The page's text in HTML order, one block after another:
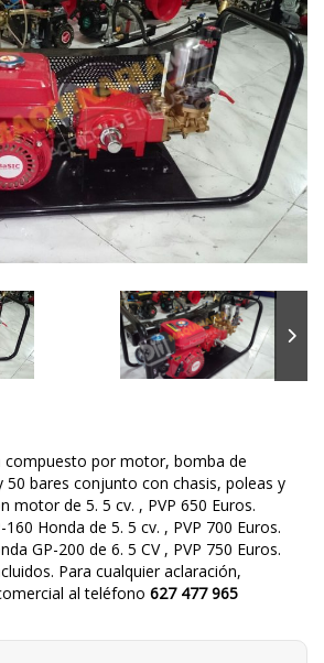
compuesto por motor, bomba de
50 bares conjunto con chasis, poleas y
motor de 5. 5 cv. , PVP 650 Euros.
Honda de 5. 5 cv. , PVP 700 Euros.
GP-200 de 6. 5 CV , PVP 750 Euros.
Para cualquier aclaración,
al teléfono 627 477 965